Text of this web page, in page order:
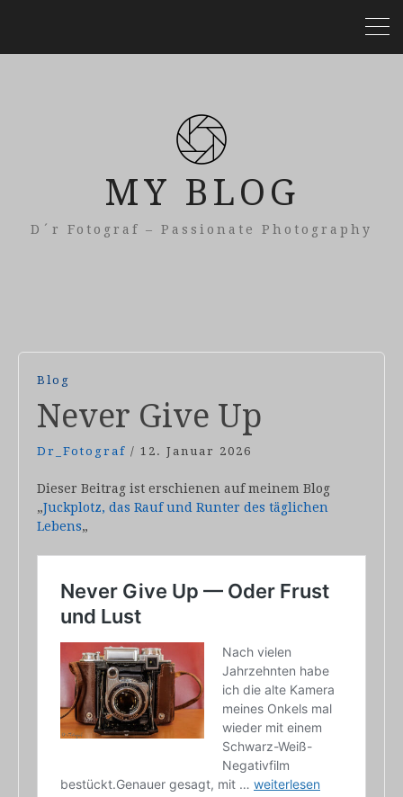
MY BLOG
D´r Fotograf – Passionate Photography
Blog
Never Give Up
Dr_Fotograf / 12. Januar 2026
Dieser Beitrag ist erschienen auf meinem Blog
„Juckplotz, das Rauf und Runter des täglichen
Lebens„